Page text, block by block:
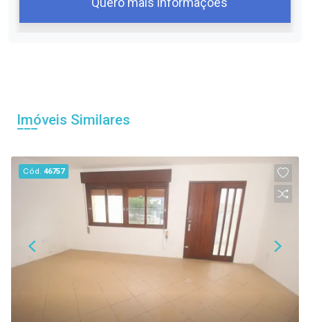
07
08
Aug/Sat
09
09:00
09:30
10:00
Continuar
Imóveis Similares
Cód.46757